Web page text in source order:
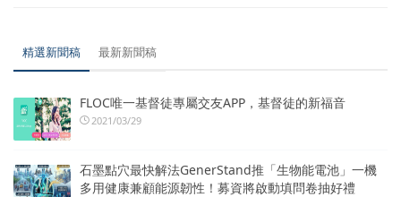
精選新聞稿 最新新聞稿
FLOC唯一基督徒專屬交友APP，基督徒的新福音
2021/03/29
石墨點穴最快解法GenerStand推「生物能電池」一機
多用健康兼顧能源韌性！募資將啟動填問卷抽好禮